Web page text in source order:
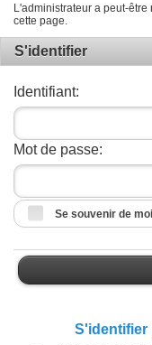
L'administrateur a peut-être
cette page.
S'identifier
Identifiant:
Mot de passe:
Se souvenir de
S'identifier